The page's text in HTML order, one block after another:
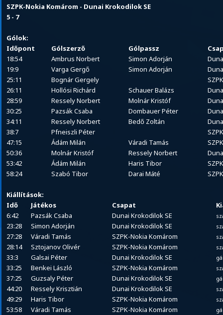
SZPK-Nokia Komárom - Dunai Krokodilok SE
5 - 7
Gólok:
Időpont
Gólszerző Gólpassz
18:54
Ambrus Norbert Simon Adorján
19:9
Varga Gergő Simon Adorján
25:11
Bognár Gergely
26:11
Hollósi Richárd Schauer Balázs
28:59
Ressely Norbert Molnár Kristóf
30:25
Pazsák Csaba Dombauer Péter
34:11
Ressely Norbert Bedő Zoltán
38:7
Pfneiszli Péter
47:15
Ádám Milán Váradi Tamás
50:36
Molnár Kristóf Ressely Norbert
53:42
Ádám Milán Haris Tibor
58:24
Szabó Tibor Darai Máté
Kiállítások:
Idő
Játékos Csapat
6:42
Pazsák Csaba Dunai Krokodilok SE
23:28 Simon Adorján Dunai Krokodilok SE
27:28 Váradi Tamás SZPK-Nokia Komárom
28:14 Sztojanov Olivér SZPK-Nokia Komárom
33:3 Galsai Péter Dunai Krokodilok SE
33:25 Benkei László SZPK-Nokia Komárom
37:25 Guzsaly Péter Dunai Krokodilok SE
44:20 Ressely Krisztián Dunai Krokodilok SE
49:29 Haris Tibor SZPK-Nokia Komárom
53:58 Váradi Tamás SZPK-Nokia Komárom